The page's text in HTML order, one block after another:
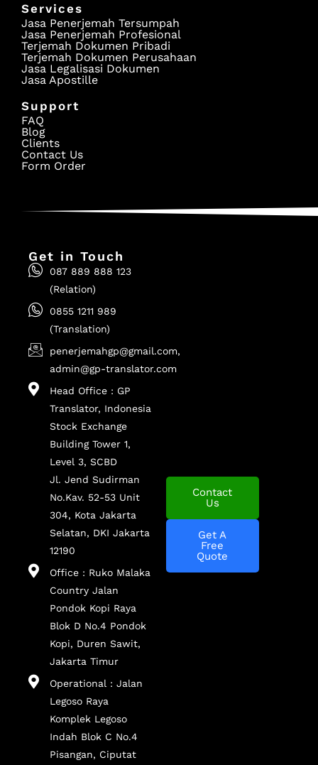
Services
Jasa Penerjemah Tersumpah
Jasa Penerjemah Profesional
Terjemah Dokumen Pribadi
Terjemah Dokumen Perusahaan
Jasa Legalisasi Dokumen
Jasa Apostille
Support
FAQ
Blog
Clients
Contact Us
Form Order
Get in Touch
087 889 888 123
(Relation)
0855 1211 989
(Translation)
penerjemahgp@gmail.com,
admin@gp-translator.com
Head Office : GP
Translator, Indonesia
Stock Exchange
Building Tower 1,
Level 3, SCBD
Jl. Jend Sudirman
No.Kav. 52-53 Unit
304, Kota Jakarta
Selatan, DKI Jakarta
12190
Office : Ruko Malaka
Country Jalan
Pondok Kopi Raya
Blok D No.4 Pondok
Kopi, Duren Sawit,
Jakarta Timur
Operational : Jalan
Legoso Raya
Komplek Legoso
Indah Blok C No.4
Pisangan, Ciputat
Contact
Us
Get A
Free
Quote